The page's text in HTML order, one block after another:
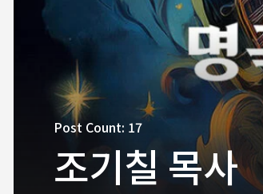
Post Count: 17
조기칠 목사